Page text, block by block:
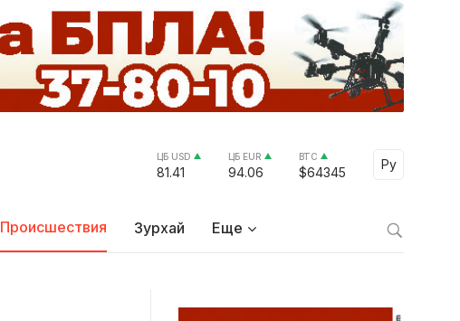
ЦБ USD
81.41
ЦБ EUR
94.06
BTC
$64345
Ру
Select
Происшествия Зурхай Еще